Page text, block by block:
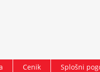
Cenik Splošni